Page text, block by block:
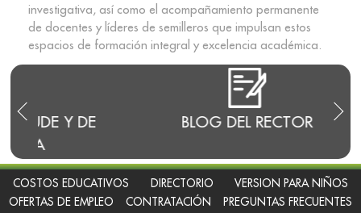
BLOG DEL RECTOR
investigativa, así como el acompañamiento permanente
de docentes y líderes de semilleros que impulsan estos
espacios de formación integral y excelencia académica.
COSTOS EDUCATIVOS DIRECTORIO
VERSION PARA NIÑOS
OFERTAS DE EMPLEO
CONTRATACIÓN
PREGUNTAS FRECUENTES